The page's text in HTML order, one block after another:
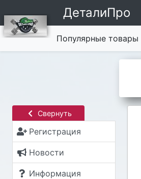
ДеталиПро
Популярные товары
Свернуть
Регистрация
Новости
Информация